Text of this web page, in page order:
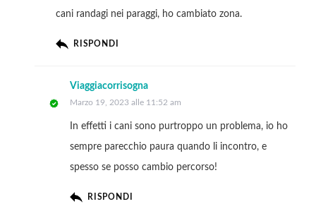
cani randagi nei paraggi, ho cambiato zona.
RISPONDI
Viaggiacorrisogna
Marzo 19, 2023 alle 11:52 am
In effetti i cani sono purtroppo un problema, io ho
sempre parecchio paura quando li incontro, e
spesso se posso cambio percorso!
RISPONDI